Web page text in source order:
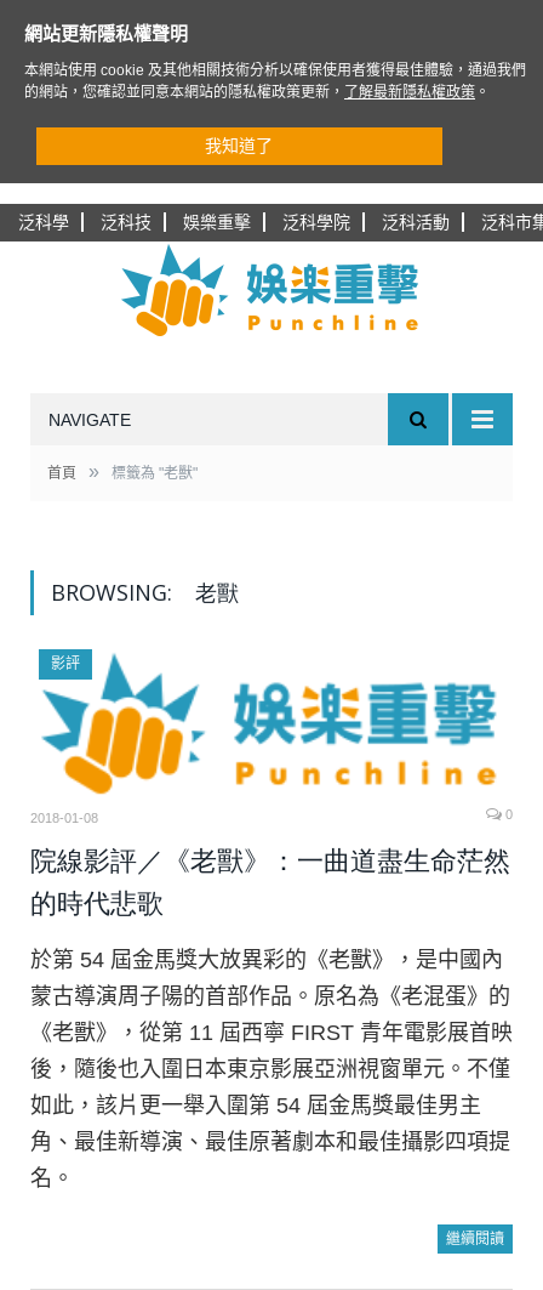
泛科學 泛科技 娛樂重擊 泛科學院 泛科活動 泛科市
NAVIGATE
首頁 » 標籤為 "老獸"
BROWSING: 老獸
影評
2018-01-08 0
院線影評／《老獸》：一曲道盡生命茫然
的時代悲歌
於第 54 屆金馬獎大放異彩的《老獸》，是中國內
蒙古導演周子陽的首部作品。原名為《老混蛋》的
《老獸》，從第 11 屆西寧 FIRST 青年電影展首映
後，隨後也入圍日本東京影展亞洲視窗單元。不僅
如此，該片更一舉入圍第 54 屆金馬獎最佳男主
角、最佳新導演、最佳原著劇本和最佳攝影四項提
名。
繼續閱讀
網站更新隱私權聲明
本網站使用 cookie 及其他相關技術分析以確保使用者獲得最佳體驗，通過我們
的網站，您確認並同意本網站的隱私權政策更新，
了解最新隱私權政策 。
我知道了